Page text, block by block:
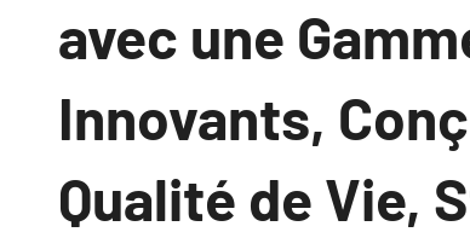
avec une
Innovants,
Qualité de Vie,